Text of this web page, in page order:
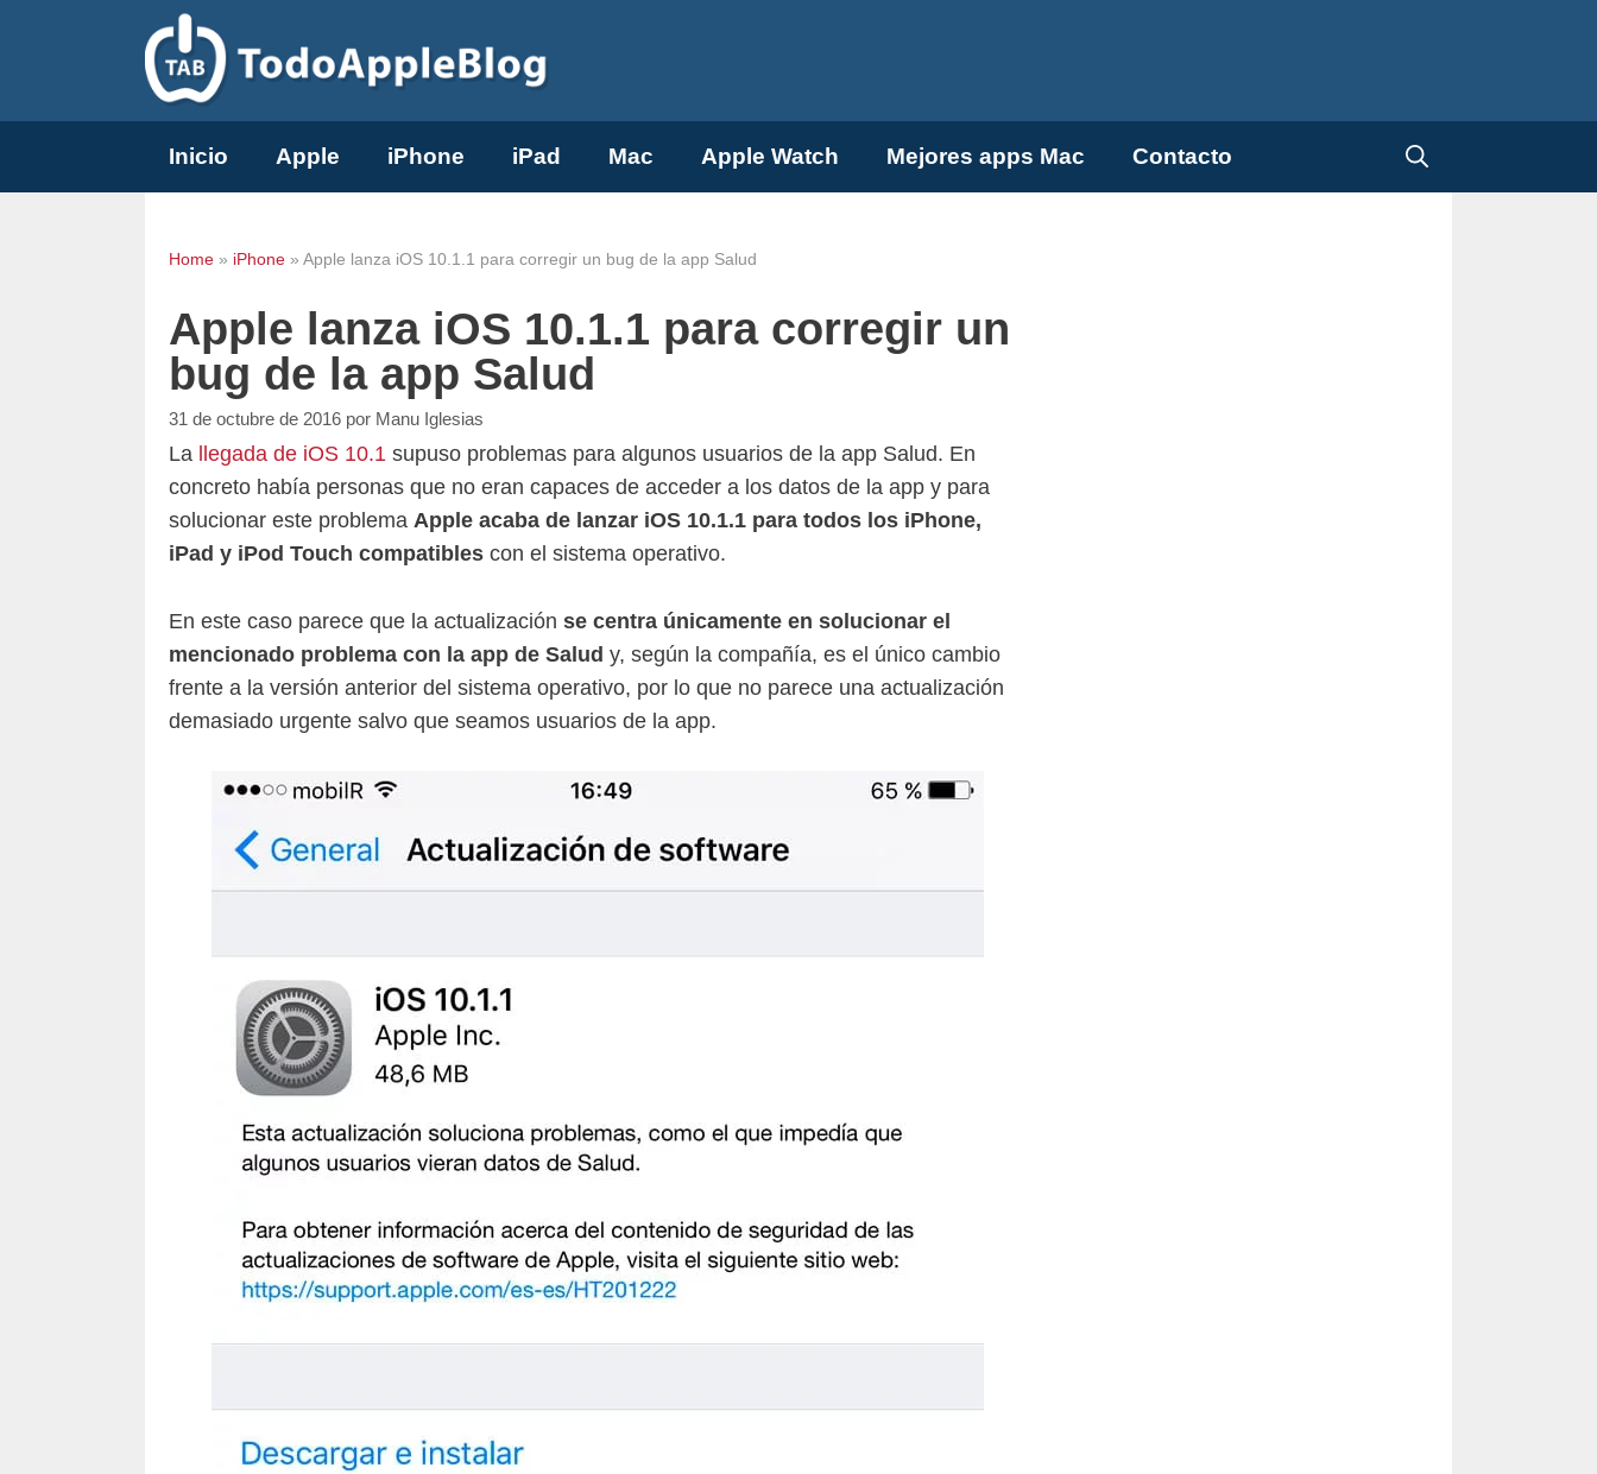
Inicio Apple iPhone iPad Mac Apple Watch Mejores apps Mac Contacto
Home » iPhone » Apple lanza iOS 10.1.1 para corregir un bug de la app Salud
Apple lanza iOS 10.1.1 para corregir un
bug de la app Salud
31 de octubre de 2016 por Manu Iglesias
La llegada de iOS 10.1 supuso problemas para algunos usuarios de la app Salud. En
concreto había personas que no eran capaces de acceder a los datos de la app y para
solucionar este problema Apple acaba de lanzar iOS 10.1.1 para todos los iPhone,
iPad y iPod Touch compatibles con el sistema operativo.
En este caso parece que la actualización se centra únicamente en solucionar el
mencionado problema con la app de Salud y, según la compañía, es el único cambio
frente a la versión anterior del sistema operativo, por lo que no parece una actualización
demasiado urgente salvo que seamos usuarios de la app.